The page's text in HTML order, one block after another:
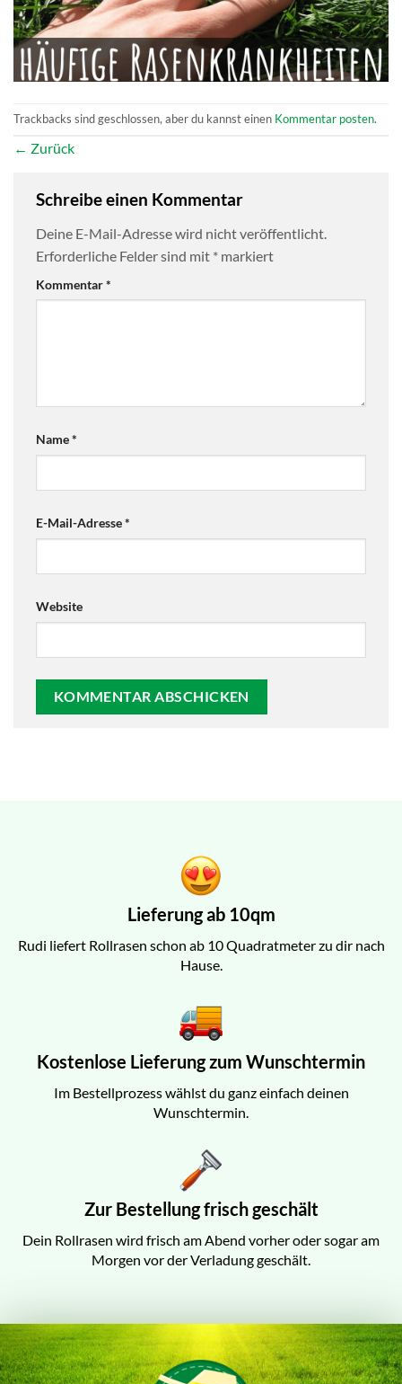
Trackbacks sind geschlossen, aber du kannst einen Kommentar posten.
← Zurück
Schreibe einen Kommentar
Deine E-Mail-Adresse wird nicht veröffentlicht.
Erforderliche Felder sind mit * markiert
Kommentar*
Name*
E-Mail-Adresse*
Website
Lieferung ab 10qm
Rudi liefert Rollrasen schon ab 10 Quadratmeter zu dir nach
Hause.
Kostenlose Lieferung zum Wunschtermin
Im Bestellprozess wählst du ganz einfach deinen
Wunschtermin.
Zur Bestellung frisch geschält
Dein Rollrasen wird frisch am Abend vorher oder sogar am
Morgen vor der Verladung geschält.